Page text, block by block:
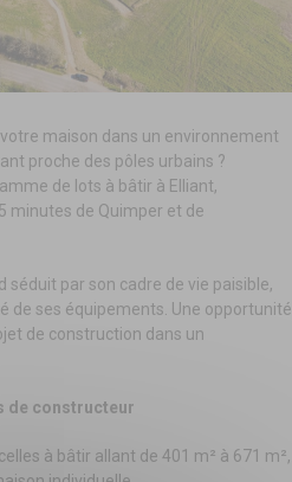
maison dans un environnement
proche des pôles urbains ?
de lots à bâtir à Elliant,
minutes de Quimper et de
séduit par son cadre de vie paisible,
de ses équipements. Une opportunité
de construction dans un
de constructeur
à bâtir allant de 401 m² à 671 m²,